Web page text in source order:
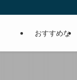
おすすめな